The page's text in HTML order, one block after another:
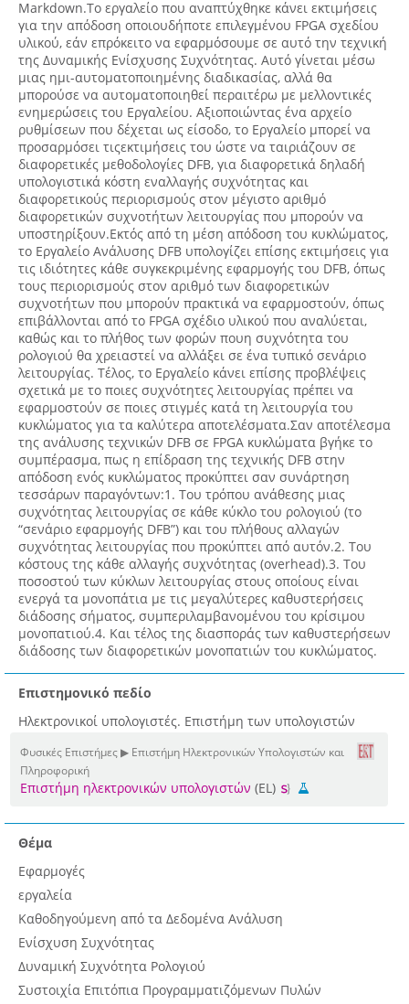
Markdown.Το εργαλείο που αναπτύχθηκε κάνει εκτιμήσεις
για την απόδοση οποιουδήποτε επιλεγμένου FPGA σχεδίου
υλικού, εάν επρόκειτο να εφαρμόσουμε σε αυτό την τεχνική
της Δυναμικής Ενίσχυσης Συχνότητας. Αυτό γίνεται μέσω
μιας ημι-αυτοματοποιημένης διαδικασίας, αλλά θα
μπορούσε να αυτοματοποιηθεί περαιτέρω με μελλοντικές
ενημερώσεις του Εργαλείου. Αξιοποιώντας ένα αρχείο
ρυθμίσεων που δέχεται ως είσοδο, το Εργαλείο μπορεί να
προσαρμόσει τιςεκτιμήσεις του ώστε να ταιριάζουν σε
διαφορετικές μεθοδολογίες DFB, για διαφορετικά δηλαδή
υπολογιστικά κόστη εναλλαγής συχνότητας και
διαφορετικούς περιορισμούς στον μέγιστο αριθμό
διαφορετικών συχνοτήτων λειτουργίας που μπορούν να
υποστηρίξουν.Εκτός από τη μέση απόδοση του κυκλώματος,
το Εργαλείο Ανάλυσης DFB υπολογίζει επίσης εκτιμήσεις για
τις ιδιότητες κάθε συγκεκριμένης εφαρμογής του DFB, όπως
τους περιορισμούς στον αριθμό των διαφορετικών
συχνοτήτων που μπορούν πρακτικά να εφαρμοστούν, όπως
επιβάλλονται από το FPGA σχέδιο υλικού που αναλύεται,
καθώς και το πλήθος των φορών πουη συχνότητα του
ρολογιού θα χρειαστεί να αλλάξει σε ένα τυπικό σενάριο
λειτουργίας. Τέλος, το Εργαλείο κάνει επίσης προβλέψεις
σχετικά με το ποιες συχνότητες λειτουργίας πρέπει να
εφαρμοστούν σε ποιες στιγμές κατά τη λειτουργία του
κυκλώματος για τα καλύτερα αποτελέσματα.Σαν αποτέλεσμα
της ανάλυσης τεχνικών DFB σε FPGA κυκλώματα βγήκε το
συμπέρασμα, πως η επίδραση της τεχνικής DFB στην
απόδοση ενός κυκλώματος προκύπτει σαν συνάρτηση
τεσσάρων παραγόντων:1. Του τρόπου ανάθεσης μιας
συχνότητας λειτουργίας σε κάθε κύκλο του ρολογιού (το
“σενάριο εφαρμογής DFB”) και του πλήθους αλλαγών
συχνότητας λειτουργίας που προκύπτει από αυτόν.2. Του
κόστους της κάθε αλλαγής συχνότητας (overhead).3. Του
ποσοστού των κύκλων λειτουργίας στους οποίους είναι
ενεργά τα μονοπάτια με τις μεγαλύτερες καθυστερήσεις
διάδοσης σήματος, συμπεριλαμβανομένου του κρίσιμου
μονοπατιού.4. Και τέλος της διασποράς των καθυστερήσεων
διάδοσης των διαφορετικών μονοπατιών του κυκλώματος.
Επιστημονικό πεδίο
Ηλεκτρονικοί υπολογιστές. Επιστήμη των υπολογιστών
Φυσικές Επιστήμες ▶ Επιστήμη Ηλεκτρονικών Υπολογιστών και
Πληροφορική
Επιστήμη ηλεκτρονικών υπολογιστών (EL)
Θέμα
Εφαρμογές
εργαλεία
Καθοδηγούμενη από τα Δεδομένα Ανάλυση
Ενίσχυση Συχνότητας
Δυναμική Συχνότητα Ρολογιού
Συστοιχία Επιτόπια Προγραμματιζόμενων Πυλών